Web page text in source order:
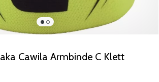
Cawila Armbinde C Klett